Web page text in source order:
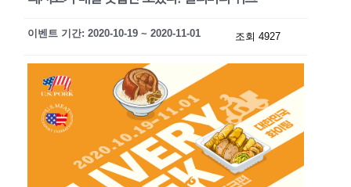
이벤트 기간: 2020-10-19 ~ 2020-11-01 조회 4927